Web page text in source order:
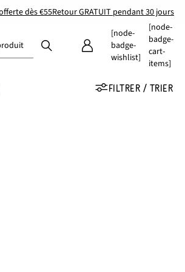
dès €55Retour GRATUIT pendant 30 jours
[node-
badge-
wishlist]
[node-
badge-
cart-
items]
FILTRER / TRIER